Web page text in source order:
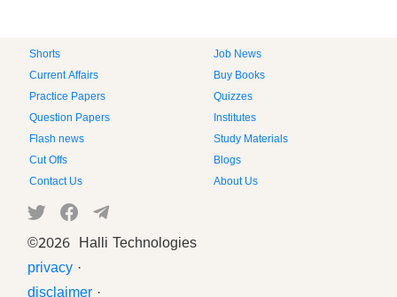
Shorts
Job News
Current Affairs
Buy Books
Practice Papers
Quizzes
Question Papers
Institutes
Flash news
Study Materials
Cut Offs
Blogs
Contact Us
About Us
©2026 Halli Technologies
privacy ·